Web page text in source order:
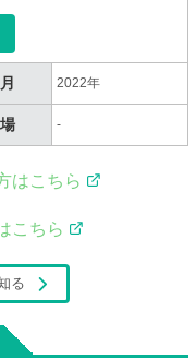
2022年
-
はこちら
こちら
る